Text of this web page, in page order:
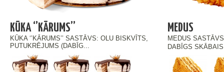
KŪKA ‘’KĀRUMS’’
KŪKA ‘’KĀRUMS’’ SASTĀVS: OLU BISKVĪTS,
PUTUKRĒJUMS (DABĪG...
MEDUS
MEDUS
DABĪGS